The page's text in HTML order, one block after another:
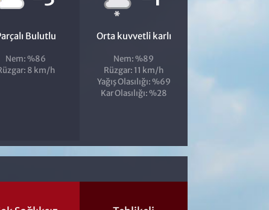
Bulutlu
Nem: %86
8 km/h
Orta kuvvetli karlı
Nem: %89
Rüzgar: 11 km/h
Yağış Olasılığı: %69
Kar Olasılığı: %28